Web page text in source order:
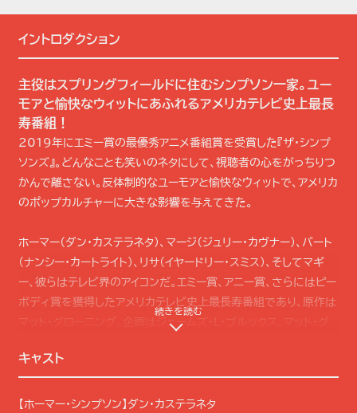
イントロダクション
主役はスプリングフィールドに住むシンプソン一家。ユー
モアと愉快なウィットにあふれるアメリカテレビ史上最長
寿番組！
2019年にエミー賞の最優秀アニメ番組賞を受賞した『ザ・シンプ
ソンズ』。どんなことも笑いのネタにして、視聴者の心をがっちりつ
かんで離さない。反体制的なユーモアと愉快なウィットで、アメリカ
のポップカルチャーに大きな影響を与えてきた。
ホーマー（ダン・カステラネタ）、マージ（ジュリー・カヴナー）、バート
（ナンシー・カートライト）、リサ（イヤードリー・スミス）、そしてマギ
ー、彼らはテレビ界のアイコンだ。エミー賞、アニー賞、さらにはピー
ボディ賞を獲得したアメリカテレビ史上最長寿番組であり、原作は
マット・グローニング、企画はジェームズ・Ｌ・ブルックス、マット・グ
とマット・グローニングは製作総指揮も務め、アル・ジーンとマット・
セルマンが製作総指揮とショーランナーを担当している。シーズン
33でも、ザ・シンプソンズ名物とも言える豪華なゲストスターたち
続きを読む
キャスト
【ホーマー・シンプソン】ダン・カステラネタ